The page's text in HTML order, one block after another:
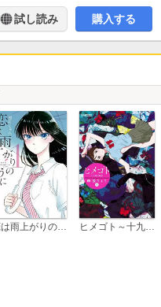
試し読み 購入する
恋は雨上がりのように ヒメゴト～十九歳の制服～